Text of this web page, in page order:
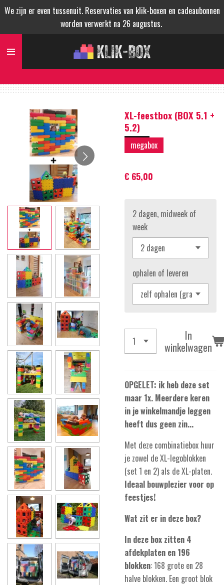
Ga
naar
de
We zijn er even tussenuit. Reservaties van klik-boxen en cadeaubonnen
worden verwerkt na 26 augustus.
XL-feestbox (BOX 5.1 +
5.2)
megabox
€ 65,00
2 dagen, midweek of
week
ophalen of leveren
In
winkelwagen
OPGELET: ik heb deze set
maar 1x. Meerdere keren
in je winkelmandje leggen
heeft dus geen zin...
Met deze combinatiebox huur
je zowel de XL-legoblokken
(set 1 en 2) als de XL-platen.
Ideaal bouwplezier voor op
feestjes!
Wat zit er in deze box?
In deze box zitten 4
afdekplaten en 196
blokken: 168 grote en 28
halve blokken. Een groot blok